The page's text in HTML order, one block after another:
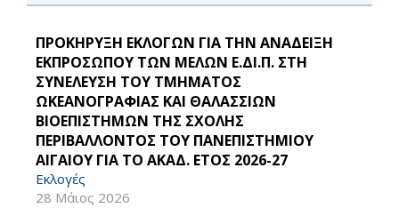
ΠΡΟΚΗΡΥΞΗ ΕΚΛΟΓΩΝ ΓΙΑ ΤΗΝ ΑΝΑΔΕΙΞΗ
ΕΚΠΡΟΣΩΠΟΥ ΤΩΝ ΜΕΛΩΝ Ε.ΔΙ.Π. ΣΤΗ
ΣΥΝΕΛΕΥΣΗ ΤΟΥ ΤΜΗΜΑΤΟΣ
ΩΚΕΑΝΟΓΡΑΦΙΑΣ ΚΑΙ ΘΑΛΑΣΣΙΩΝ
ΒΙΟΕΠΙΣΤΗΜΩΝ ΤΗΣ ΣΧΟΛΗΣ
ΠΕΡΙΒΑΛΛΟΝΤΟΣ ΤΟΥ ΠΑΝΕΠΙΣΤΗΜΙΟΥ
ΑΙΓΑΙΟΥ ΓΙΑ ΤΟ ΑΚΑΔ. ΕΤΟΣ 2026-27
Εκλογές
28 Μάιος 2026